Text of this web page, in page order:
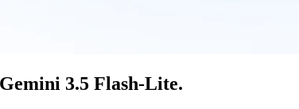
3.5 Flash-Lite.